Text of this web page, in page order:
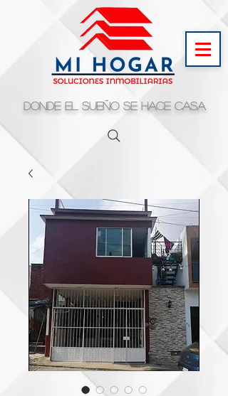
Donde el sueño se hace casa